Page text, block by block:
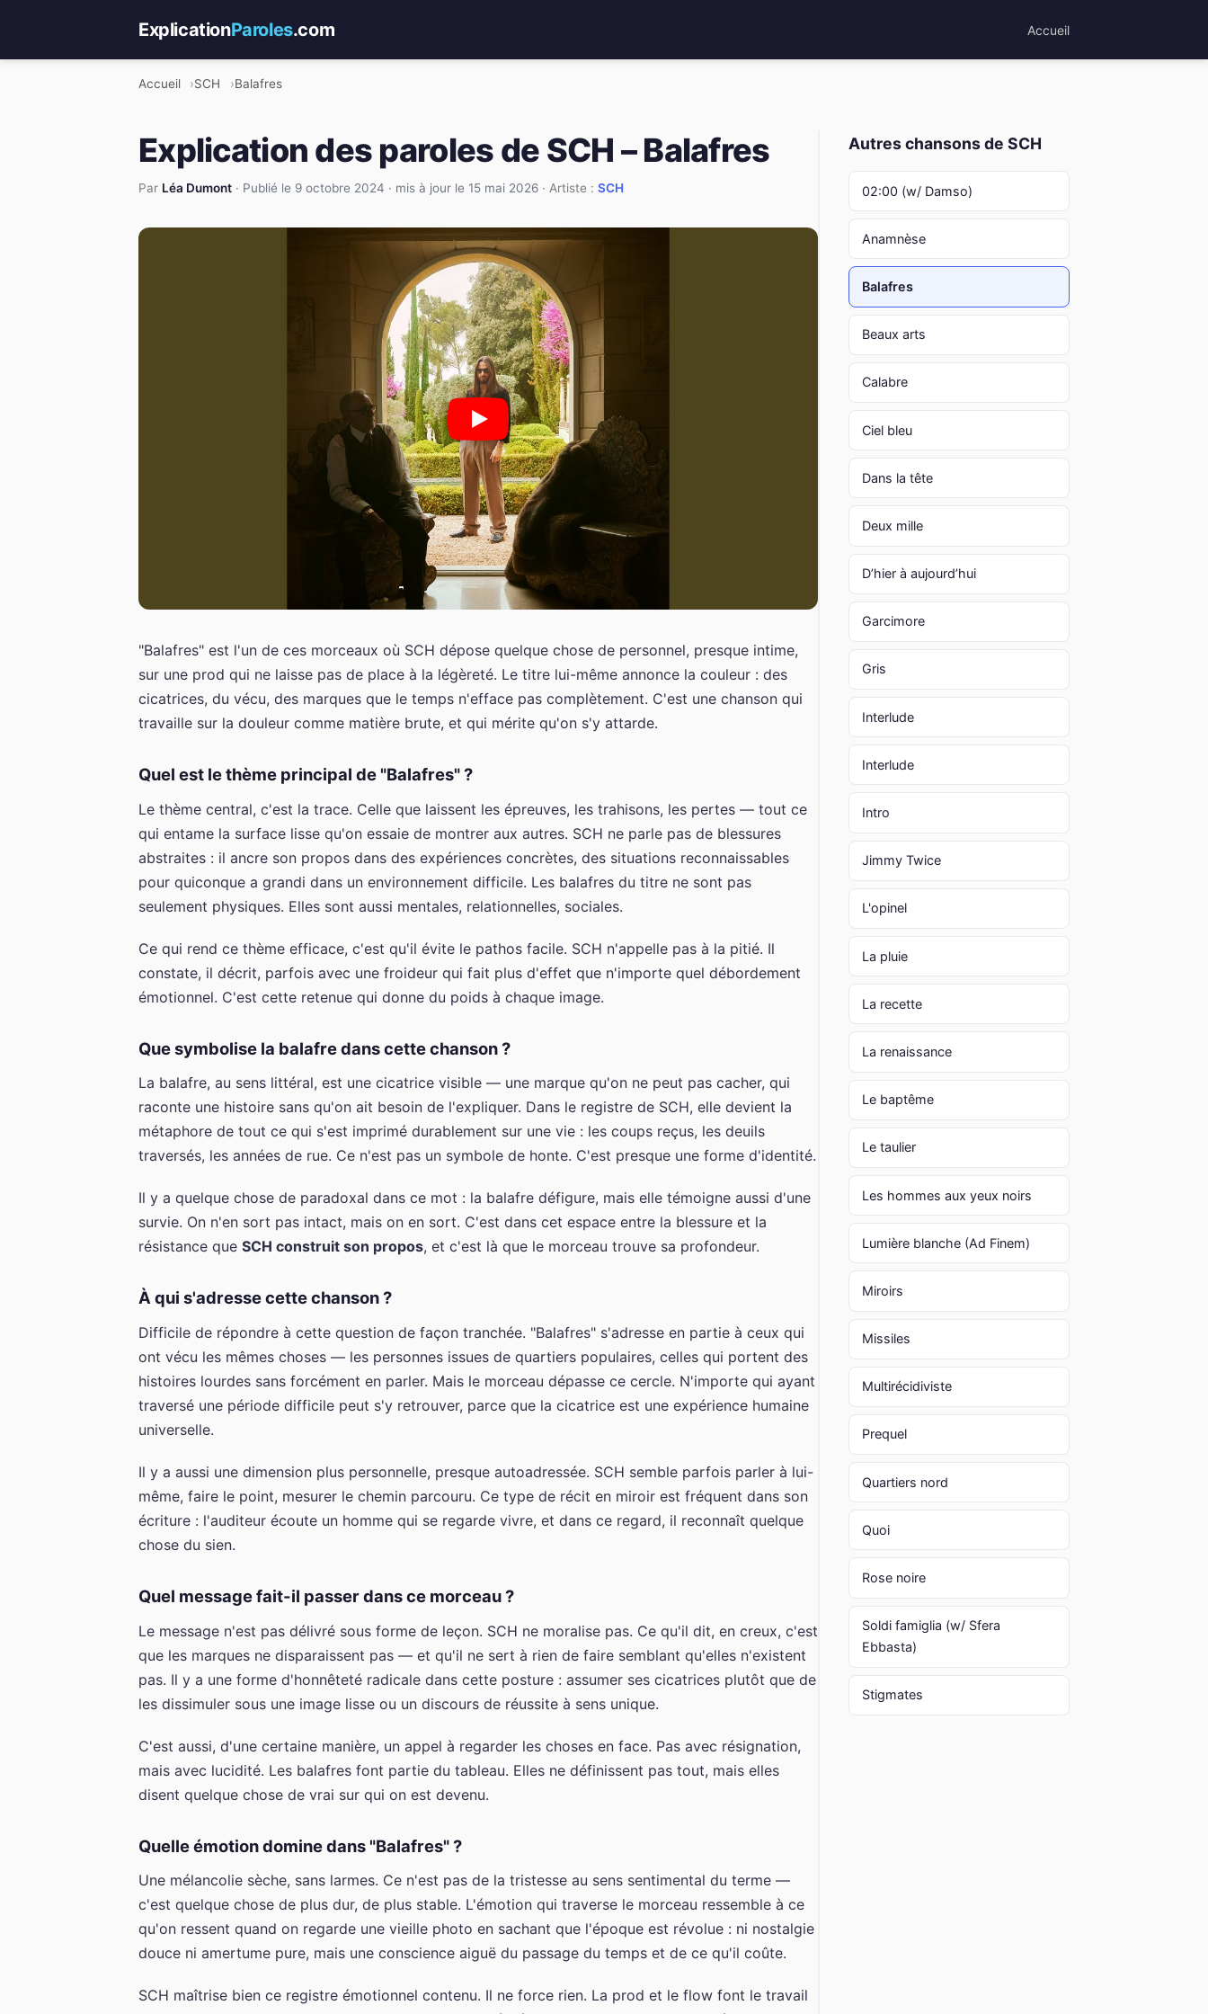
ExplicationParoles.com Accueil
Accueil SCH Balafres
Explication des paroles de SCH – Balafres
Par Léa Dumont · Publié le 9 octobre 2024 · mis à jour le 15 mai 2026 · Artiste : SCH
"Balafres" est l'un de ces morceaux où SCH dépose quelque chose de personnel, presque intime,
sur une prod qui ne laisse pas de place à la légèreté. Le titre lui-même annonce la couleur : des
cicatrices, du vécu, des marques que le temps n'efface pas complètement. C'est une chanson qui
travaille sur la douleur comme matière brute, et qui mérite qu'on s'y attarde.
Quel est le thème principal de "Balafres" ?
Le thème central, c'est la trace. Celle que laissent les épreuves, les trahisons, les pertes — tout ce
qui entame la surface lisse qu'on essaie de montrer aux autres. SCH ne parle pas de blessures
abstraites : il ancre son propos dans des expériences concrètes, des situations reconnaissables
pour quiconque a grandi dans un environnement difficile. Les balafres du titre ne sont pas
seulement physiques. Elles sont aussi mentales, relationnelles, sociales.
Ce qui rend ce thème efficace, c'est qu'il évite le pathos facile. SCH n'appelle pas à la pitié. Il
constate, il décrit, parfois avec une froideur qui fait plus d'effet que n'importe quel débordement
émotionnel. C'est cette retenue qui donne du poids à chaque image.
Que symbolise la balafre dans cette chanson ?
La balafre, au sens littéral, est une cicatrice visible — une marque qu'on ne peut pas cacher, qui
raconte une histoire sans qu'on ait besoin de l'expliquer. Dans le registre de SCH, elle devient la
métaphore de tout ce qui s'est imprimé durablement sur une vie : les coups reçus, les deuils
traversés, les années de rue. Ce n'est pas un symbole de honte. C'est presque une forme d'identité.
Il y a quelque chose de paradoxal dans ce mot : la balafre défigure, mais elle témoigne aussi d'une
survie. On n'en sort pas intact, mais on en sort. C'est dans cet espace entre la blessure et la
résistance que SCH construit son propos, et c'est là que le morceau trouve sa profondeur.
À qui s'adresse cette chanson ?
Difficile de répondre à cette question de façon tranchée. "Balafres" s'adresse en partie à ceux qui
ont vécu les mêmes choses — les personnes issues de quartiers populaires, celles qui portent des
histoires lourdes sans forcément en parler. Mais le morceau dépasse ce cercle. N'importe qui ayant
traversé une période difficile peut s'y retrouver, parce que la cicatrice est une expérience humaine
universelle.
Il y a aussi une dimension plus personnelle, presque autoadressée. SCH semble parfois parler à lui-
même, faire le point, mesurer le chemin parcouru. Ce type de récit en miroir est fréquent dans son
écriture : l'auditeur écoute un homme qui se regarde vivre, et dans ce regard, il reconnaît quelque
chose du sien.
Quel message fait-il passer dans ce morceau ?
Le message n'est pas délivré sous forme de leçon. SCH ne moralise pas. Ce qu'il dit, en creux, c'est
que les marques ne disparaissent pas — et qu'il ne sert à rien de faire semblant qu'elles n'existent
pas. Il y a une forme d'honnêteté radicale dans cette posture : assumer ses cicatrices plutôt que de
les dissimuler sous une image lisse ou un discours de réussite à sens unique.
C'est aussi, d'une certaine manière, un appel à regarder les choses en face. Pas avec résignation,
mais avec lucidité. Les balafres font partie du tableau. Elles ne définissent pas tout, mais elles
disent quelque chose de vrai sur qui on est devenu.
Quelle émotion domine dans "Balafres" ?
Une mélancolie sèche, sans larmes. Ce n'est pas de la tristesse au sens sentimental du terme —
c'est quelque chose de plus dur, de plus stable. L'émotion qui traverse le morceau ressemble à ce
qu'on ressent quand on regarde une vieille photo en sachant que l'époque est révolue : ni nostalgie
douce ni amertume pure, mais une conscience aiguë du passage du temps et de ce qu'il coûte.
SCH maîtrise bien ce registre émotionnel contenu. Il ne force rien. La prod et le flow font le travail
Autres chansons de SCH
02:00 (w/ Damso)
Anamnèse
Balafres
Beaux arts
Calabre
Ciel bleu
Dans la tête
Deux mille
D’hier à aujourd’hui
Garcimore
Gris
Interlude
Interlude
Intro
Jimmy Twice
L'opinel
La pluie
La recette
La renaissance
Le baptême
Le taulier
Les hommes aux yeux noirs
Lumière blanche (Ad Finem)
Miroirs
Missiles
Multirécidiviste
Prequel
Quartiers nord
Quoi
Rose noire
Soldi famiglia (w/ Sfera
Ebbasta)
Stigmates